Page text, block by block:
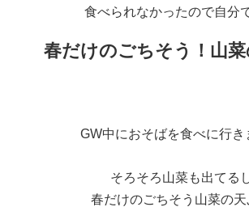
食べられなかったので自分
春だけのごちそう！山
GW中におそばを食べに行き
そろそろ山菜も出てる
春だけのごちそう山菜の天